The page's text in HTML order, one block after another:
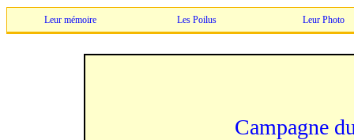
Leur mémoire Les Poilus Leur Photo
Campagne